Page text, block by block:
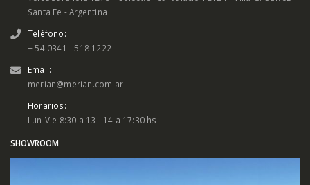
Santa Fe - Argentina
Teléfono:
+ 54 0341 - 518 1222
Email:
merian@merian.com.ar
Horarios:
Lun-Vie 8:30 a 13 - 14 a 17:30 hs
SHOWROOM